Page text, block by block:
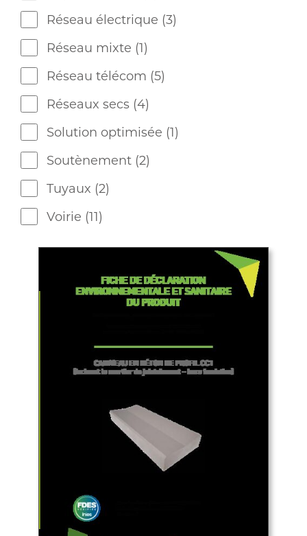
Réseau électrique (3)
Réseau mixte (1)
Réseau télécom (5)
Réseaux secs (4)
Solution optimisée (1)
Soutènement (2)
Tuyaux (2)
Voirie (11)